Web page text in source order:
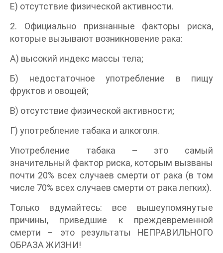
Е) отсутствие физической активности.
2. Официально признанные факторы риска,
которые вызывают возникновение рака:
А) высокий индекс массы тела;
Б) недостаточное употребление в пищу
фруктов и овощей;
В) отсутствие физической активности;
Г) употребление табака и алкоголя.
Употребление табака – это самый
значительный фактор риска, которым вызваны
почти 20% всех случаев смерти от рака (в том
числе 70% всех случаев смерти от рака легких).
Только вдумайтесь: все вышеупомянутые
причины, приведшие к преждевременной
смерти – это результаты НЕПРАВИЛЬНОГО
ОБРАЗА ЖИЗНИ!